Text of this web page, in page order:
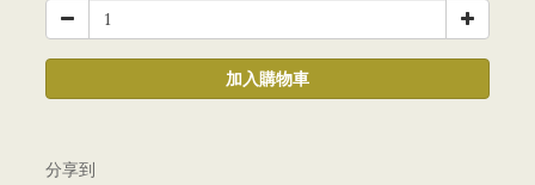
加入購物車
分享到